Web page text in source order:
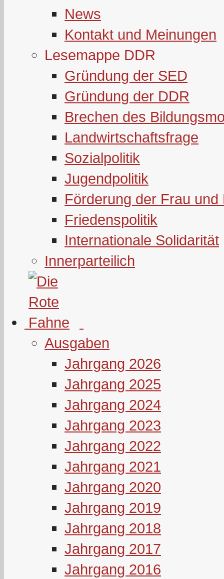
News
Kontakt und Meinungen
Lesemappe DDR
Gründung der SED
Gründung der DDR
Brechen des
Landwirtschaftsfrage
Sozialpolitik
Jugendpolitik
Förderung der Frau und
Friedenspolitik
Internationale Solidarität
Innerparteilich
Ausgaben
Jahrgang 2026
Jahrgang 2025
Jahrgang 2024
Jahrgang 2023
Jahrgang 2022
Jahrgang 2021
Jahrgang 2020
Jahrgang 2019
Jahrgang 2018
Jahrgang 2017
Jahrgang 2016